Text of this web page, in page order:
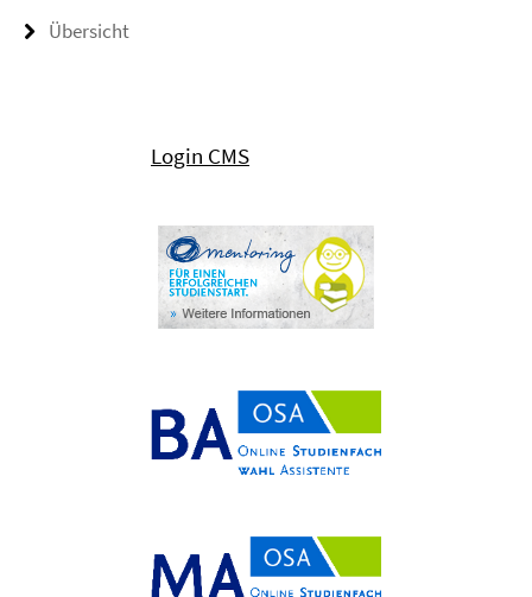
Übersicht
Login CMS